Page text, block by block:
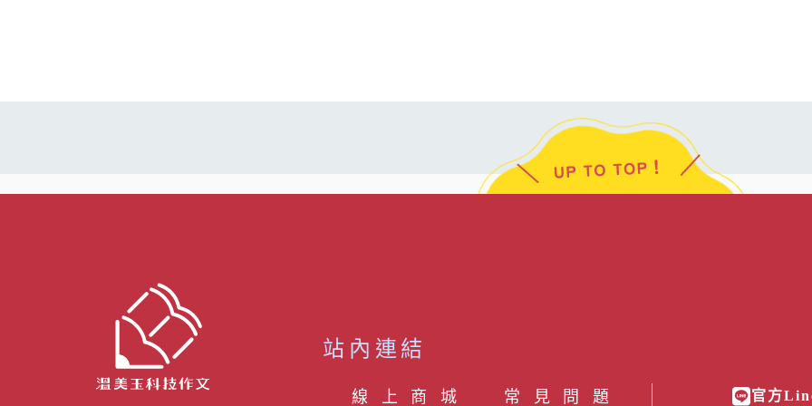
站內連結
線 上 商 城 常見問題 官方